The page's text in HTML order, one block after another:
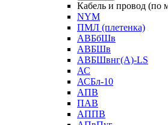
Кабель и провод (по
NYM
ПМЛ (плетенка)
АВБбШв
АВБШв
АВБШвнг(А)-LS
АС
АСБл-10
АПВ
ПАВ
АППВ